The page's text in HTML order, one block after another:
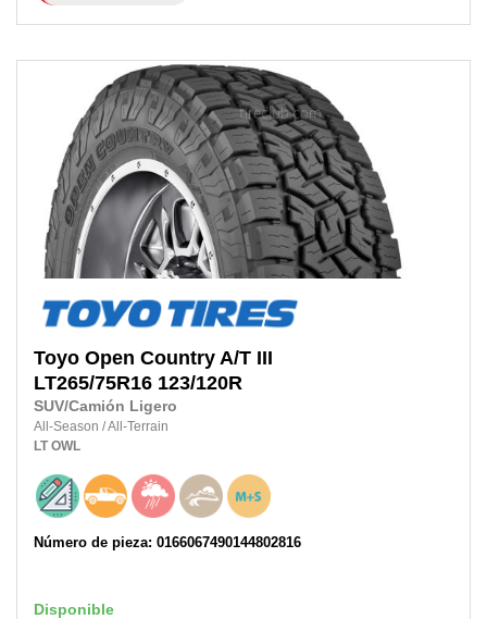
Toyo Open Country A/T III
LT265/75R16 123/120R
SUV/Camión Ligero
All-Season /All-Terrain
LT OWL
Número de pieza: 0166067490144802816
Disponible